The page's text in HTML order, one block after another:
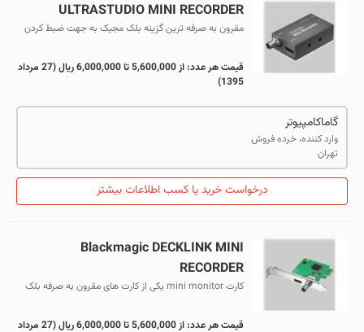
ULTRASTUDIO MINI RECORDER
مقرون به صرفه ترین گزینه بلک مجیک به جهت ضبط کردن
قیمت هر عدد:از 5,600,000 تا 6,000,000 ریال
(27 مرداد
1395)
گاماکامپیوتر
وارد کننده، خرده فروش
تهران
درخواست خرید یا کسب اطلاعات بیشتر
Blackmagic DECKLINK MINI
RECORDER
کارت mini monitor یکی از کارت های مقرون به صرفه بلک
قیمت هر عدد:از 5,600,000 تا 6,000,000 ریال (27 مرداد